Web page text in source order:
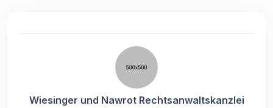
Wiesinger und Nawrot Rechtsanwaltskanzlei